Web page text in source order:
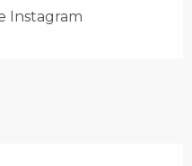
Instagram